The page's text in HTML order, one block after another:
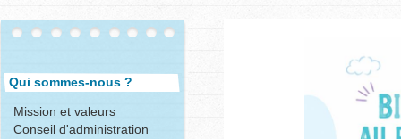
Qui sommes-nous ?
Mission et valeurs
Conseil d'administration